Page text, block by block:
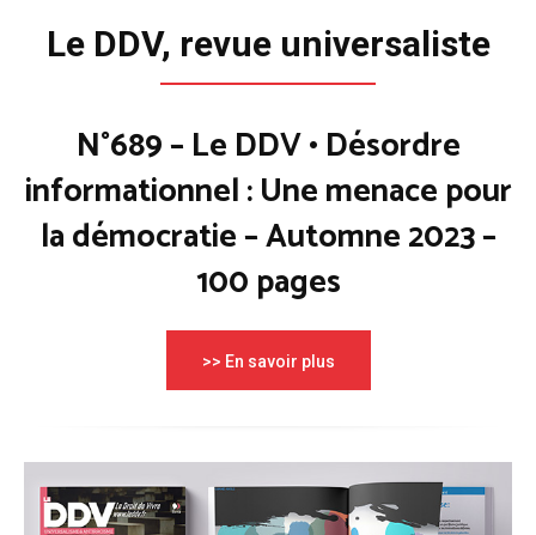
Le DDV, revue universaliste
N°689 – Le DDV • Désordre
informationnel : Une menace pour
la démocratie – Automne 2023 –
100 pages
>> En savoir plus